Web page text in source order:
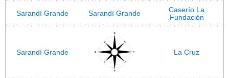
Sarandí Grande Sarandí Grande
Caserío La
Fundación
Sarandí Grande La Cruz